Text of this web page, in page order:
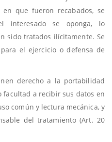
que fueron recabados, se
interesado se oponga, lo
sido tratados ilícitamente. Se
el ejercicio o defensa de
derecho a la portabilidad
facultad a recibir sus datos en
común y lectura mecánica, y
del tratamiento (Art. 20